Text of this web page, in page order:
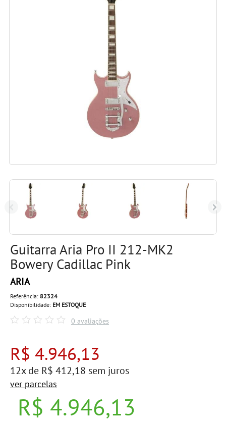
Guitarra Aria Pro II 212-MK2
Bowery Cadillac Pink
ARIA
Referência: 82324
Disponibilidade: EM ESTOQUE
0 avaliações
R$ 4.946,13
12x de R$ 412,18 sem juros
ver parcelas
R$ 4.946,13